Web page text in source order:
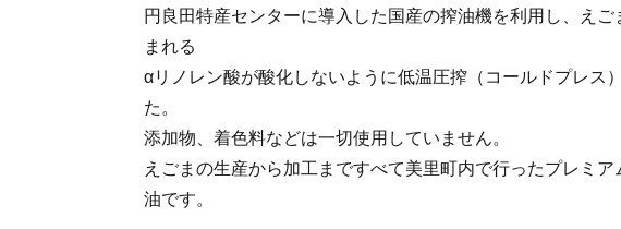
円良田特産センターに導入した国産の搾油機を利用し、えご
まれる
αリノレン酸が酸化しないように低温圧搾（コールドプレス
た。
添加物、着色料などは一切使用していません。
えごまの生産から加工まですべて美里町内で行ったプレミア
油です。